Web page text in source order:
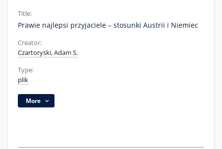
Title:
Prawie najlepsi przyjaciele – stosunki Austrii i Niemiec
Creator:
Czartoryski, Adam S.
Type:
plik
More